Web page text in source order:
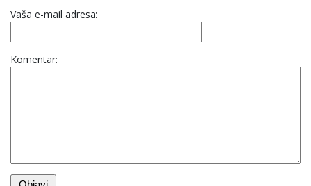
Vaša e-mail adresa:
Komentar: